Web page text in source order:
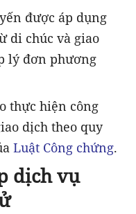
được áp dụng
di chúc và giao
lý đơn phương
thực hiện công
dịch theo quy
Luật Công chứng.
dịch vụ